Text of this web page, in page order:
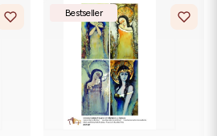
Bestseller